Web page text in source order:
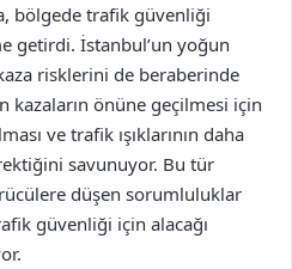
bölgede trafik güvenliği
getirdi. İstanbul’un yoğun
risklerini de beraberinde
kazaların önüne geçilmesi için
ve trafik ışıklarının daha
savunuyor. Bu tür
düşen sorumluluklar
güvenliği için alacağı